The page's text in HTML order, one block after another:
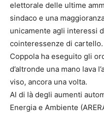
elettorale delle ultime
sindaco e una
unicamente agli interessi
cointeressenze di cartello.
Coppola ha eseguito gli
d’altronde una mano lava
viso, ancora una volta.
Al di là degli aumenti
Energia e Ambiente